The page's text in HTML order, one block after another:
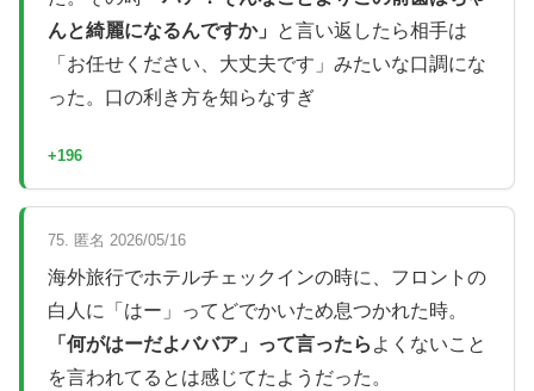
んと綺麗になるんですか」
と言い返したら相手は
「お任せください、大丈夫です」みたいな口調にな
った。口の利き方を知らなすぎ
+196
75. 匿名 2026/05/16
海外旅行でホテルチェックインの時に、フロントの
白人に「はー」ってどでかいため息つかれた時。
「何がはーだよババア」って言ったら よくないこと
を言われてるとは感じてたようだった。